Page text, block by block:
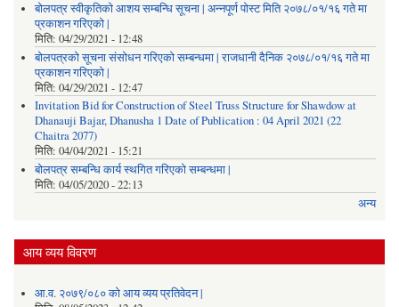
बोलपत्र स्वीकृतिको आशय सम्बन्धि सूचना | अन्नपूर्ण पोस्ट मिति २०७८/०१/१६ गते मा
प्रकाशन गरिएको |
मिति: 04/29/2021 - 12:48
बोलपत्रको सूचना संसोधन गरिएको सम्बन्धमा | राजधानी दैनिक २०७८/०१/१६ गते मा
प्रकाशन गरिएको |
मिति: 04/29/2021 - 12:47
Invitation Bid for Construction of Steel Truss Structure for Shawdow at
Dhanauji Bajar, Dhanusha 1 Date of Publication : 04 April 2021 (22
Chaitra 2077)
मिति: 04/04/2021 - 15:21
बोलपत्र सम्बन्धि कार्य स्थगित गरिएको सम्बन्धमा |
मिति: 04/05/2020 - 22:13
अन्य
आय व्यय विवरण
आ.व. २०७९/०८० को आय व्यय प्रतिवेदन |